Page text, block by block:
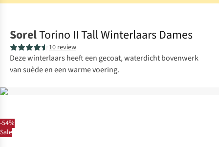
-54%
Sale
SorelTorino II Tall Winterlaars Dames
10 review
Deze winterlaars heeft een gecoat, waterdicht bovenwerk
van suède en een warme voering.